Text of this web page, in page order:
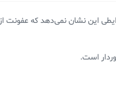
به کاهش کنند. تحت هیچ شرایطی این نشان